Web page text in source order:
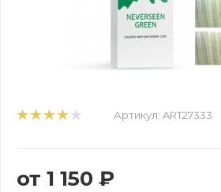
Артикул: ART27333
от 1 150 ₽